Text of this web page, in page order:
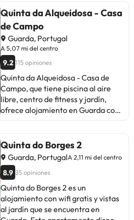
Manteigas está a 32 km. El
aeropuerto (Aeropuerto de Viseu)
está a 85 km.En este alojamiento
no se pueden celebrar despedidas
de soltero o soltera ni fiestas
similares. Gestionado por un
particular
cortas y viajeros con vehículo
propio. Buen servicio, pero con
detalles a pulir.
Quinta da Alqueidosa - Casa
de Campo
Guarda, Portugal
A 5,07 mi del centro
9.2 115 opiniones
Quinta da Alqueidosa - Casa de
Campo, que tiene piscina al aire
libre, centro de fitness y jardín,
ofrece alojamiento en Guarda con
parking privado gratis, está en una
zona en la que se pueden practicar
actividades como senderismo,
ciclismo y billar. Esta casa o chalet
con aire acondicionado consta de 1
dormitorio, una sala de estar, una
zona de cocina totalmente
Quinta do Borges 2
Guarda, PortugalA 2,11 mi del centro
8.9 35 opiniones
Quinta do Borges 2 es un
alojamiento con wifi gratis y vistas
al jardín que se encuentra en